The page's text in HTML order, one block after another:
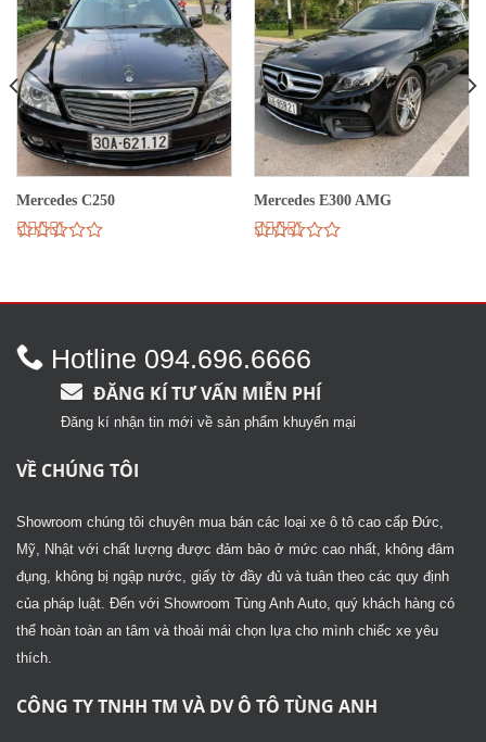
Mercedes C250
2.66
Mercedes E300 AMG
2.745
Hotline 094.696.6666
ĐĂNG KÍ TƯ VẤN MIỄN PHÍ
Đăng kí nhận tin mới về sản phẩm khuyến mại
VỀ CHÚNG TÔI
Showroom chúng tôi chuyên mua bán các loại xe ô tô cao cấp Đức,
Mỹ, Nhật với chất lượng được đảm bảo ở mức cao nhất, không đâm
đụng, không bị ngập nước, giấy tờ đầy đủ và tuân theo các quy định
của pháp luật. Đến với Showroom Tùng Anh Auto, quý khách hàng có
thể hoàn toàn an tâm và thoải mái chọn lựa cho mình chiếc xe yêu
thích.
CÔNG TY TNHH TM VÀ DV Ô TÔ TÙNG ANH